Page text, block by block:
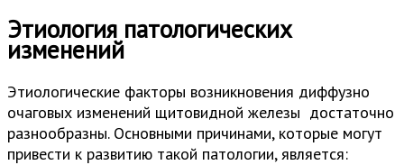
Этиология патологических
изменений
Этиологические факторы возникновения диффузно
очаговых изменений щитовидной железы достаточно
разнообразны. Основными причинами, которые могут
привести к развитию такой патологии, является: